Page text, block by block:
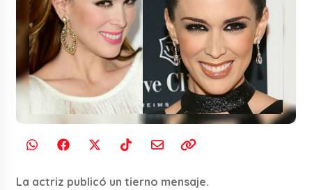
La actriz publicó un tierno mensaje.